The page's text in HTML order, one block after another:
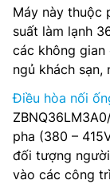
Máy này thuộc
suất làm lạnh
các không
ngủ khách sạn,
Điều hòa nối
pha (380 –
đối tượng
vào các công